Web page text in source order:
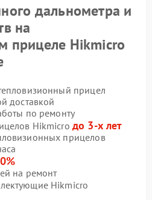
дальнометра и
на
прицеле Hikmicro
прицел
доставкой
по ремонту
Hikmicro до 3-х лет
прицелов
на ремонт
Hikmicro